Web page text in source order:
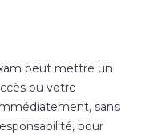
peut mettre un
ou votre
sans
pour